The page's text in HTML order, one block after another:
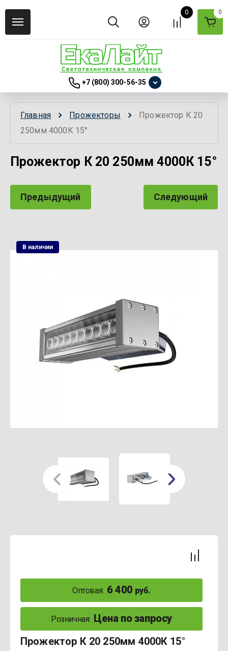
0
0
+7 (800) 300-56-35
Главная Прожекторы
Прожектор К 20
250мм 4000К 15°
Прожектор К 20 250мм 4000К 15°
Предыдущий Следующий
В наличии
Оптовая: 6 400 руб.
Розничная: Цена по запросу
Прожектор К 20 250мм 4000К 15°